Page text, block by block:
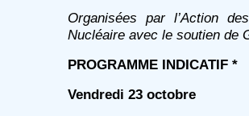
Organisées par l’Action
Nucléaire avec le soutien de
PROGRAMME INDICATIF *
Vendredi 23 octobre